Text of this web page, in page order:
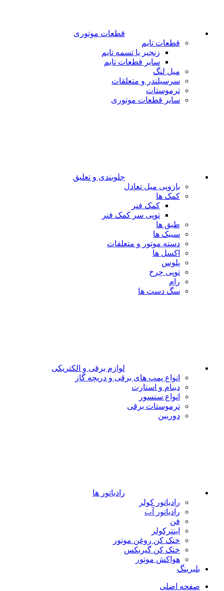
قطعات موتوری
قطعات تایم
زنجیر یا تسمه تایم
سایر قطعات تایم
میل لنگ
سرسیلندر و متعلقات
ترموستات
سایر قطعات موتوری
جلوبندی و تعلیق
بازویی میل تعادل
کمک ها
کمک فنر
توپی سر کمک فنر
طبق ها
سیبک ها
دسته موتور و متعلقات
اکسل ها
پلوس
توپی چرخ
رام
سگ دست ها
لوازم برقی و الکتریکی
انواع پمپ های برقی و دریچه گاز
دینام و استارت
انواع سنسور
ترموستات برقی
دوربین
رادیاتور ها
رادیاتور کولر
رادیاتور آب
فن
اینترکولر
خنک کن روغن موتور
خنک کن گیربکس
هواکش موتور
بلبرینگ
صفحه اصلی